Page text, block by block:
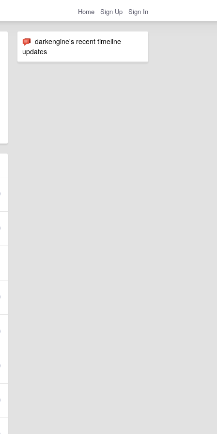
Home Sign Up Sign In
darkengine's recent timeline
updates